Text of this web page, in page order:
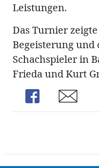
Leistungen.
Das Turnier
Begeisterung und
Schachspieler in
Frieda und Kurt
Share
Share